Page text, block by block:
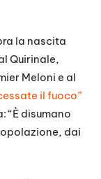
la nascita
Quirinale,
Meloni e al
il fuoco”
“È disumano
dai